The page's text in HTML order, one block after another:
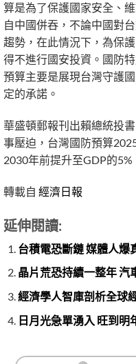
算是為了保護國家安全、
自中國併吞，不論中國對
趨勢，在此情況下，為保
得不進行國安投資。國防
預算主要是展現台灣守護
定的承諾。
華盛頓郵報刊出賴總統投
事壓迫，台灣國防預算
2030年前提升至GDP的5%
轉載自 經濟日報
延伸閱讀:
台積電恐斷鏈 媒體人爆
晶片荒恐持續一整年 汽
經濟學人智庫剖析全球
日月光急單湧入 旺到明